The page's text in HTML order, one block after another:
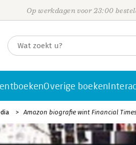
Op werkdagen voor 23:00
Overige boeken
Amazon biografie wint Financial